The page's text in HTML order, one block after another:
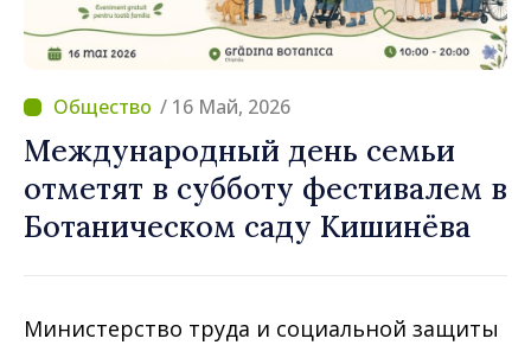
/ 16 Май, 2026
Международный день семьи
отметят в субботу фестивалем в
Ботаническом саду Кишинёва
Министерство труда и социальной защиты